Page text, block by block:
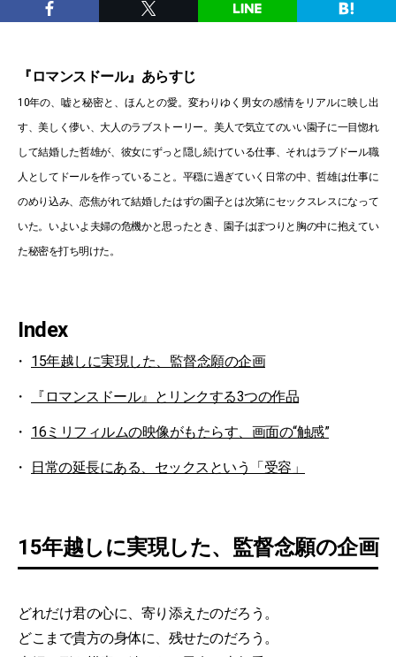
『ロマンスドール』あらすじ
10年の、嘘と秘密と、ほんとの愛。変わりゆく男女の感情をリアルに映し出
す、美しく儚い、大人のラブストーリー。美人で気立てのいい園子に一目惚れ
して結婚した哲雄が、彼女にずっと隠し続けている仕事、それはラブドール職
人としてドールを作っていること。平穏に過ぎていく日常の中、哲雄は仕事に
のめり込み、恋焦がれて結婚したはずの園子とは次第にセックスレスになって
いた。いよいよ夫婦の危機かと思ったとき、園子はぽつりと胸の中に抱えてい
た秘密を打ち明けた。
Index
15年越しに実現した、監督念願の企画
『ロマンスドール』とリンクする3つの作品
16ミリフィルムの映像がもたらす、画面の“触感”
日常の延長にある、セックスという「受容」
15年越しに実現した、監督念願の企画
どれだけ君の心に、寄り添えたのだろう。
どこまで貴方の身体に、残せたのだろう。